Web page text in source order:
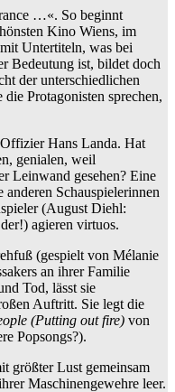
…«. So beginnt
Kino Wiens, im
Untertiteln, was bei
Bedeutung ist, bildet doch
der unterschiedlichen
Protagonisten sprechen,
Hans Landa. Hat
genialen, weil
Leinwand gesehen? Eine
Schauspielerinnen
(August Diehl:
agieren virtuos.
(gespielt von Mélanie
an ihrer Familie
Tod, lässt sie
Auftritt. Sie legt die
(Putting out fire) von
Popsongs?).
größter Lust gemeinsam
Maschinengewehre leer.